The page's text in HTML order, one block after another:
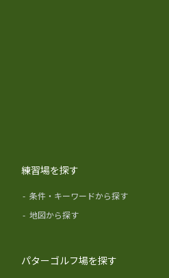
練習場を探す
- 条件・キーワードから探す
- 地図から探す
パターゴルフ場を探す